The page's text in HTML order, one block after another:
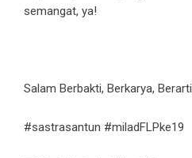
semangat, ya!
Salam Berbakti, Berkarya, Berarti
#sastrasantun #miladFLPke19